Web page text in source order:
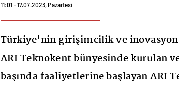
11:01 - 17.07.2023, Pazartesi
Türkiye'nin girişimcilik ve inovasyon
ARI Teknokent bünyesinde kurulan
başında faaliyetlerine başlayan ARI